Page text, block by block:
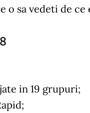
sa vedeti de ce
in 19 grupuri;